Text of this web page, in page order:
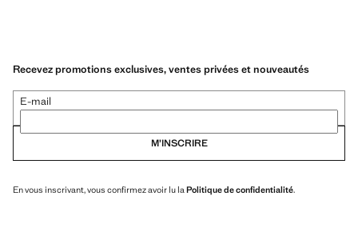
Recevez promotions exclusives, ventes privées et nouveautés
E-mail
M’INSCRIRE
En vous inscrivant, vous confirmez avoir lu la Politique de confidentialité.